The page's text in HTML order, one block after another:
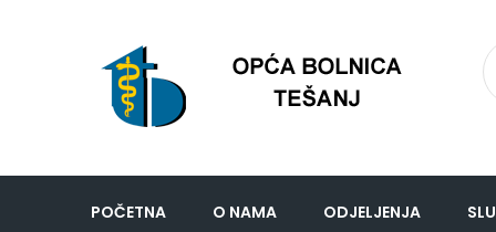
POČETNA O NAMA ODJELJENJA